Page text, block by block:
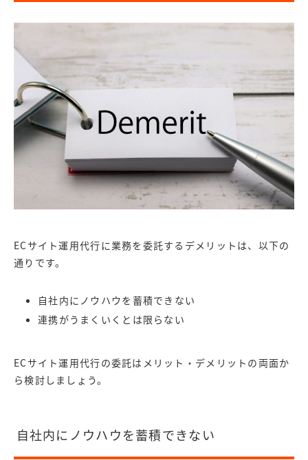
ECサイト運用代行に業務を委託するデメリットは、以下の
通りです。
自社内にノウハウを蓄積できない
連携がうまくいくとは限らない
ECサイト運用代行の委託はメリット・デメリットの両面か
ら検討しましょう。
自社内にノウハウを蓄積できない